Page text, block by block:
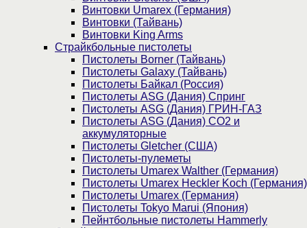
Винтовки Umarex (Германия)
Винтовки (Тайвань)
Винтовки King Arms
Страйкбольные пистолеты
Пистолеты Borner (Тайвань)
Пистолеты Galaxy (Тайвань)
Пистолеты Байкал (Россия)
Пистолеты ASG (Дания) Спринг
Пистолеты ASG (Дания) ГРИН-ГАЗ
Пистолеты ASG (Дания) CO2 и
аккумуляторные
Пистолеты Gletcher (США)
Пистолеты-пулеметы
Пистолеты Umarex Walther (Германия)
Пистолеты Umarex Heckler Koch (Германия)
Пистолеты Umarex (Германия)
Пистолеты Tokyo Marui (Япония)
Пейнтбольные пистолеты Hammerly